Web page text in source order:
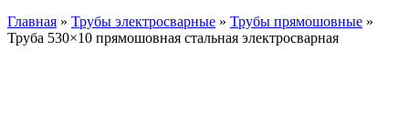
Главная » Трубы электросварные » Трубы прямошовные »
Труба 530×10 прямошовная стальная электросварная